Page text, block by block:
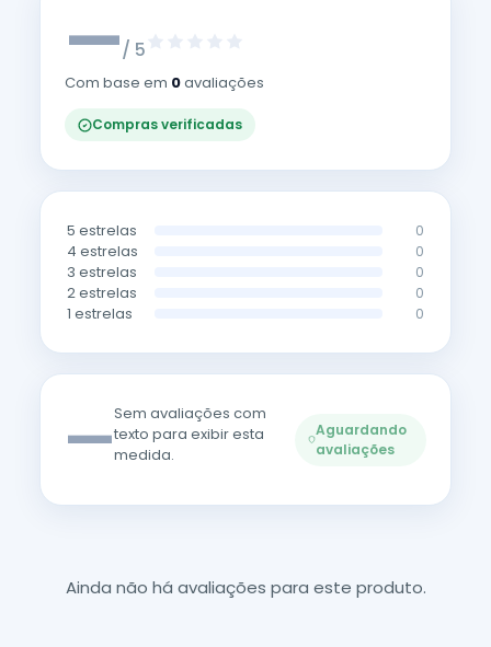
—/ 5
Com base em 0avaliações
Compras verificadas
5 estrelas 0
4 estrelas 0
3 estrelas 0
2 estrelas 0
1 estrelas 0
—Sem avaliações com
texto para exibir esta
medida.
Aguardando
avaliações
Ainda não há avaliações para este produto.